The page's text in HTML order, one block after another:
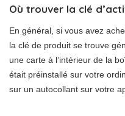
Où trouver la clé
En général, si vous avez
la clé de produit se trouve
une carte à l’intérieur de la
était préinstallé sur votre
sur un autocollant sur votre